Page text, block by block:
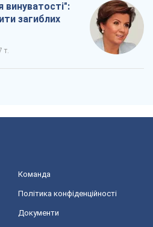
винуватості":
загиблих
т.
Команда
Політика конфіденційності
Документи